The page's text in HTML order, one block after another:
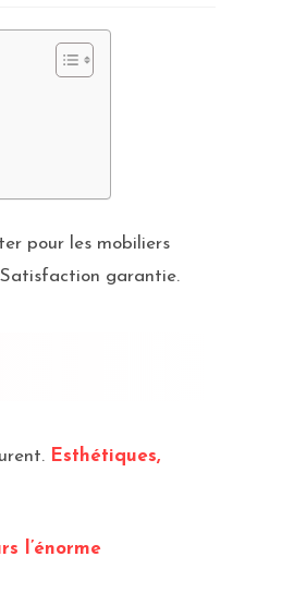
pour les mobiliers
Satisfaction garantie.
Esthétiques,
l’énorme